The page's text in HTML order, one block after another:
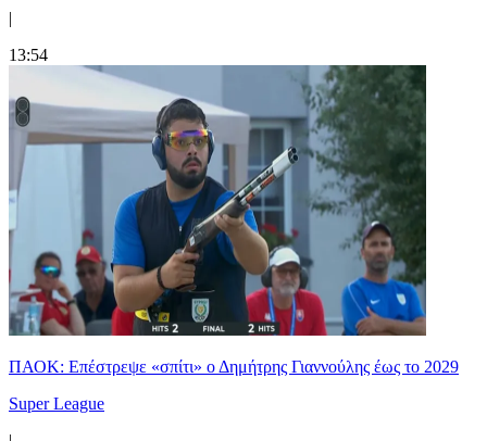
|
13:54
ΠΑΟΚ: Επέστρεψε «σπίτι» ο Δημήτρης Γιαννούλης έως το 2029
Super League